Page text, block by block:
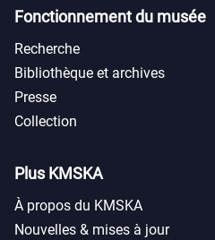
Fonctionnement du musée
Recherche
Bibliothèque et archives
Presse
Collection
Plus KMSKA
À propos du KMSKA
Nouvelles & mises à jour